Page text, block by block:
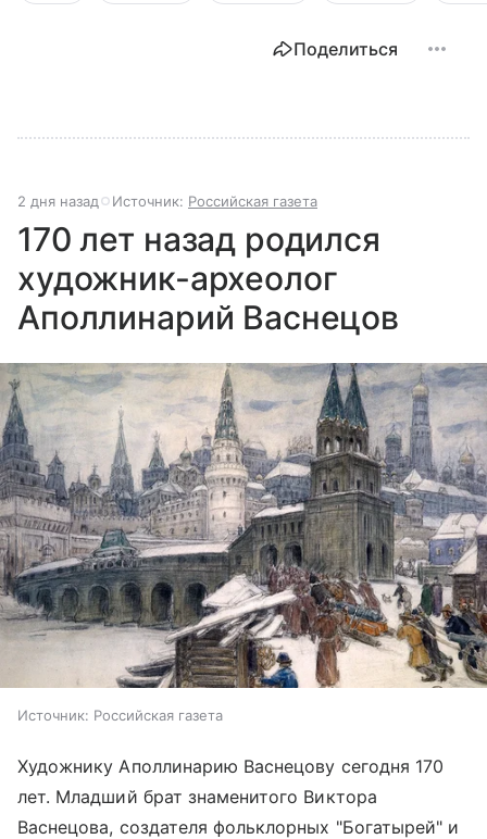
Поделиться
2 дня назад Источник: Российская газета
170 лет назад родился
художник-археолог
Аполлинарий Васнецов
Источник: Российская газета
Художнику Аполлинарию Васнецову сегодня 170
лет. Младший брат знаменитого Виктора
Васнецова, создателя фольклорных "Богатырей" и